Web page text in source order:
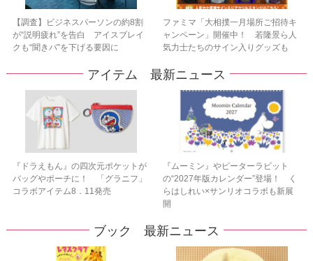
【調査】ビジネスパーソンの約8割
が“説明疲れ”を告白 アイスブレイ
クも“聞きパ”を下げる要因に
ファミマ「大相撲一月場所ご招待キ
ャンペーン」開催中！ 若隆景ら人
気力士たちのサイン入りグッズも
アイテム 最新ニュース
『ドラえもん』の四次元ポケットが
バッグやポーチに！ 「グラニフ」
コラボアイテム8．11発売
『ムーミン』やピーターラビット
の“2027年版カレンダー”登場！ く
らはしれい×サンリオコラボも新展
開
ブック 最新ニュース